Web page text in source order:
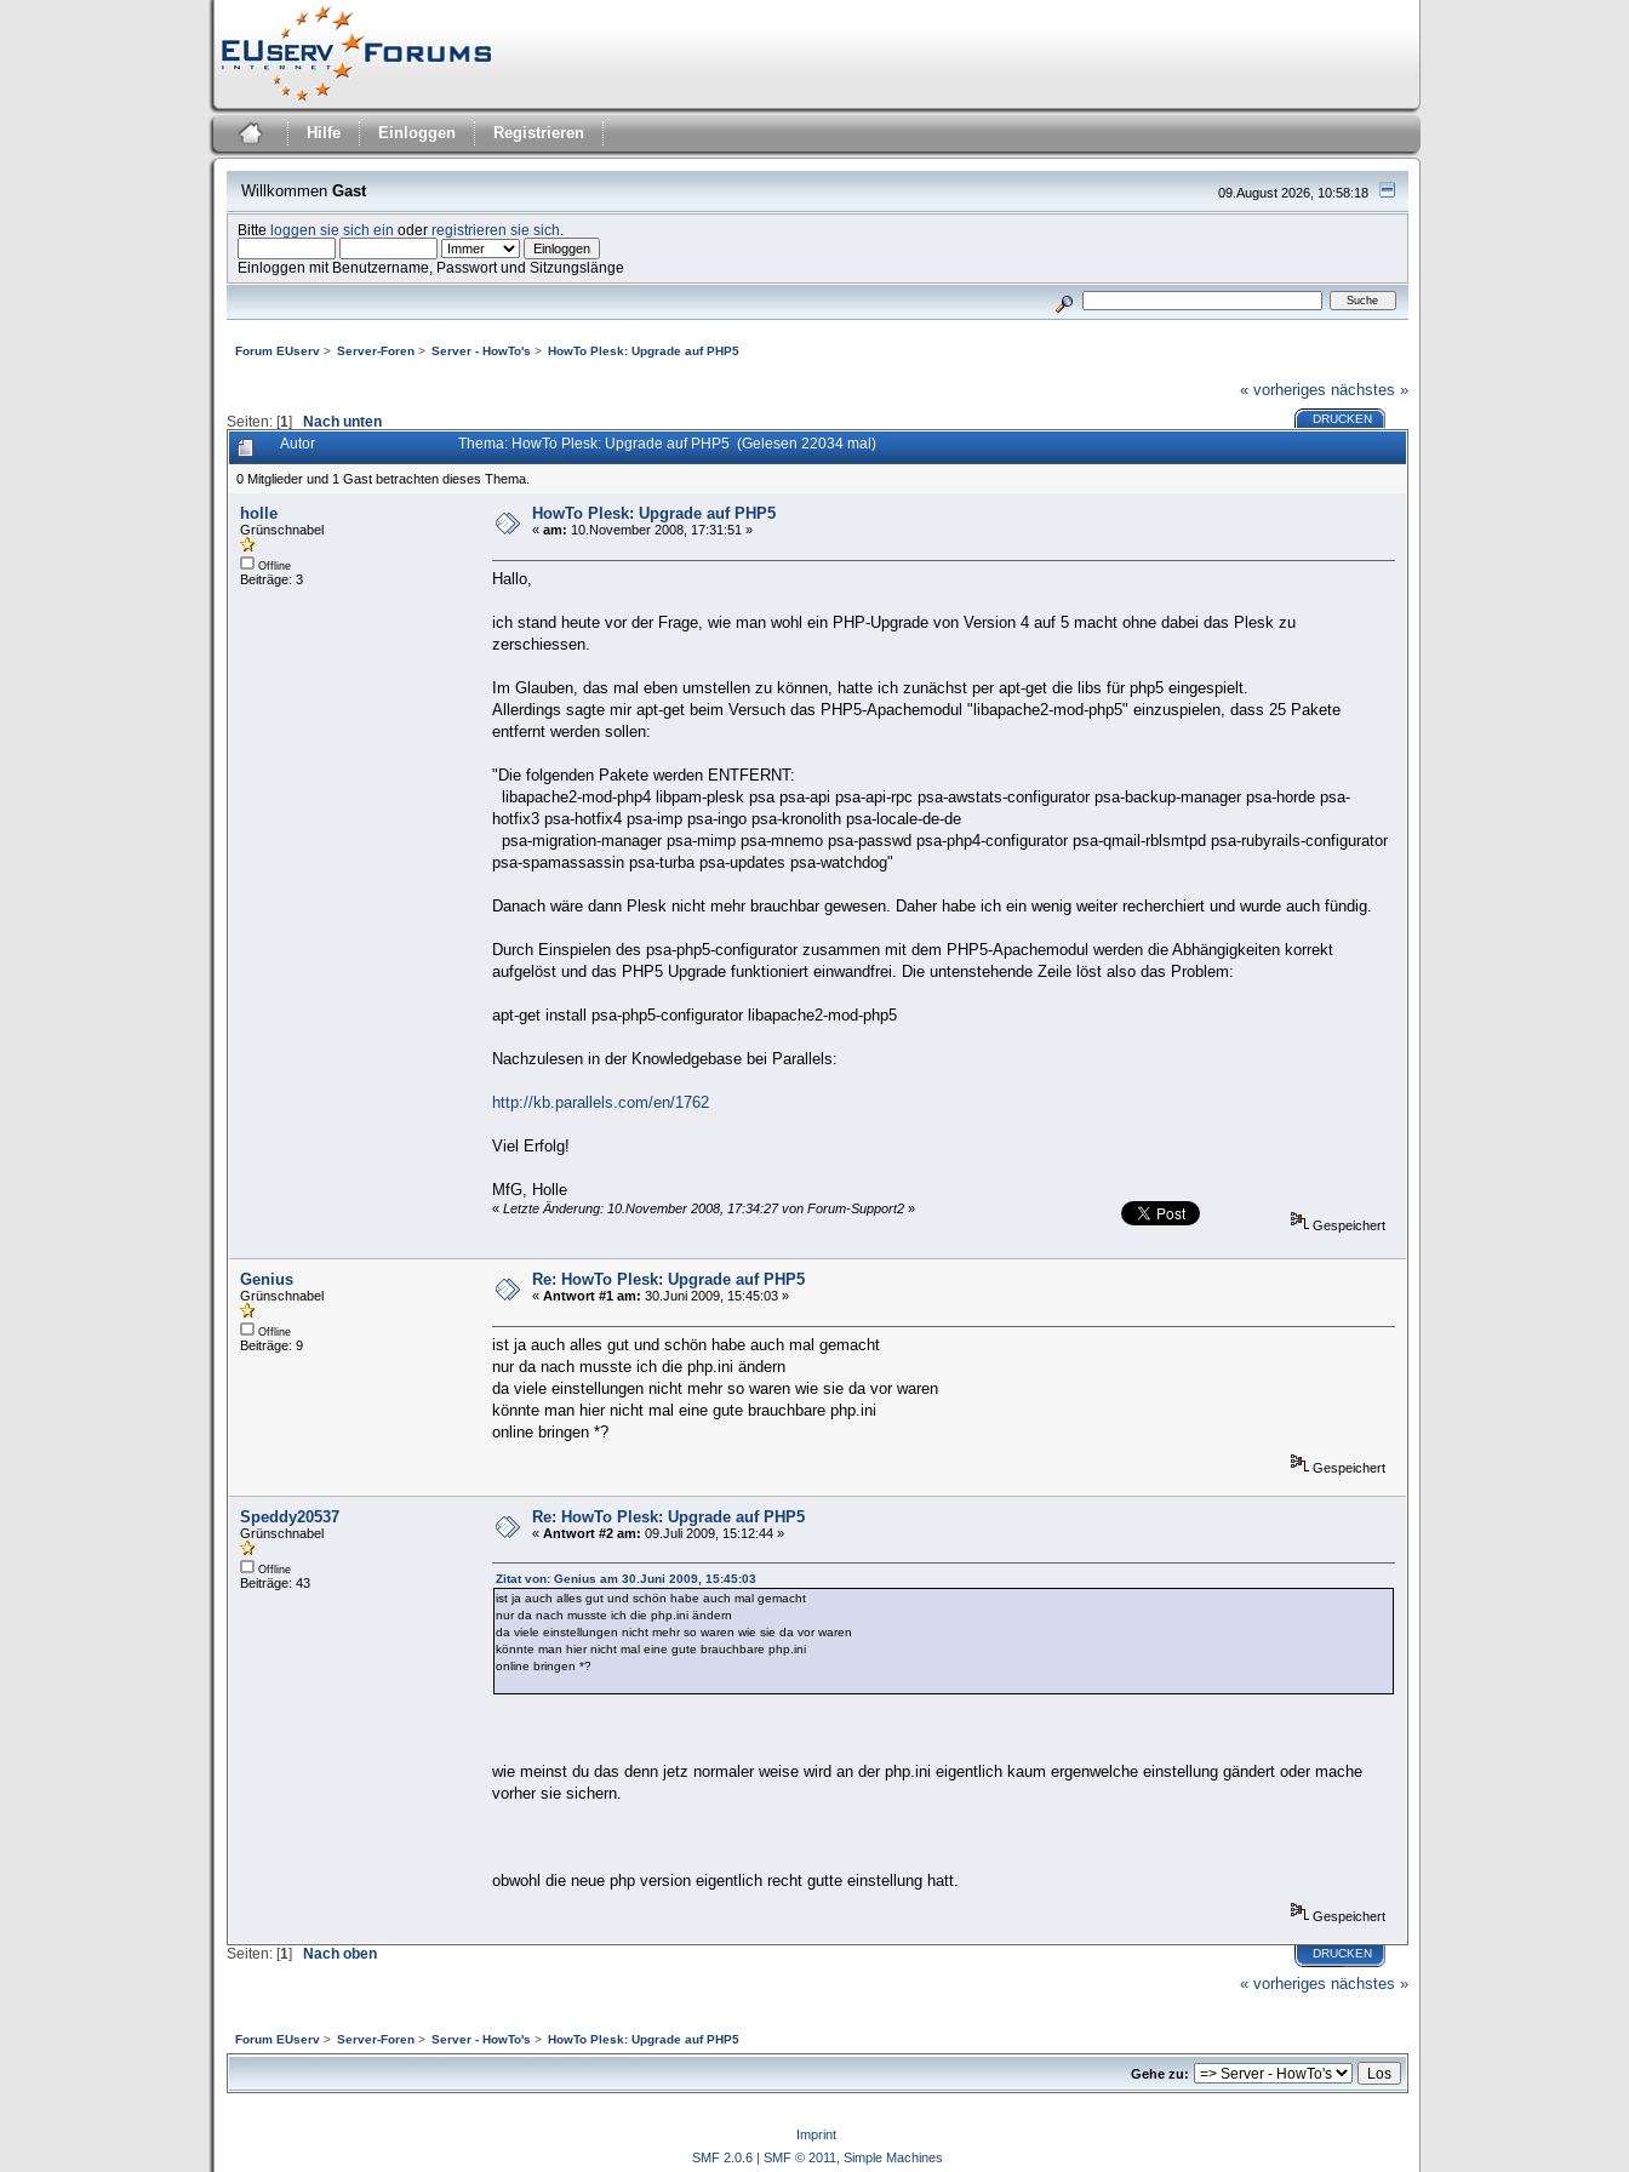
Hilfe Einloggen Registrieren
09.August 2026, 10:58:18
Willkommen Gast
Bitteloggen sie sich ein oderregistrieren sie sich
Einloggen mit Benutzername, Passwort und Sitzungslänge
Forum EUserv> Server-Foren> Server - HowTo's > HowTo Plesk: Upgrade auf PHP5
« vorheriges nächstes »
Seiten: [1] Nach unten DRUCKEN
Autor Thema: HowTo Plesk: Upgrade auf PHP5 (Gelesen 22034 mal)
0 Mitglieder und 1 Gast betrachten dieses Thema.
holle
Grünschnabel
Offline
Beiträge: 3
HowTo Plesk: Upgrade auf PHP5
« am: 10.November 2008, 17:31:51 »
Hallo,
ich stand heute vor der Frage, wie man wohl ein PHP-Upgrade von Version 4 auf 5 macht ohne dabei das Plesk zu
zerschiessen.
Im Glauben, das mal eben umstellen zu können, hatte ich zunächst per apt-get die libs für php5 eingespielt.
Allerdings sagte mir apt-get beim Versuch das PHP5-Apachemodul "libapache2-mod-php5" einzuspielen, dass 25 Pakete
entfernt werden sollen:
"Die folgenden Pakete werden ENTFERNT:
libapache2-mod-php4 libpam-plesk psa psa-api psa-api-rpc psa-awstats-configurator psa-backup-manager psa-horde psa-
hotfix3 psa-hotfix4 psa-imp psa-ingo psa-kronolith psa-locale-de-de
psa-migration-manager psa-mimp psa-mnemo psa-passwd psa-php4-configurator psa-qmail-rblsmtpd psa-rubyrails-configurator
psa-spamassassin psa-turba psa-updates psa-watchdog"
Danach wäre dann Plesk nicht mehr brauchbar gewesen. Daher habe ich ein wenig weiter recherchiert und wurde auch fündig.
Durch Einspielen des psa-php5-configurator zusammen mit dem PHP5-Apachemodul werden die Abhängigkeiten korrekt
aufgelöst und das PHP5 Upgrade funktioniert einwandfrei. Die untenstehende Zeile löst also das Problem:
apt-get install psa-php5-configurator libapache2-mod-php5
Nachzulesen in der Knowledgebase bei Parallels:
http://kb.parallels.com/en/1762
Viel Erfolg!
MfG, Holle
«Letzte Änderung: 10.November 2008, 17:34:27 von Forum-Support2 »
Gespeichert
Genius
Grünschnabel
Offline
Beiträge: 9
Re: HowTo Plesk: Upgrade auf PHP5
« Antwort #1 am: 30.Juni 2009, 15:45:03 »
ist ja auch alles gut und schön habe auch mal gemacht
nur da nach musste ich die php.ini ändern
da viele einstellungen nicht mehr so waren wie sie da vor waren
könnte man hier nicht mal eine gute brauchbare php.ini
online bringen *?
Gespeichert
Speddy20537
Grünschnabel
Offline
Beiträge: 43
Re: HowTo Plesk: Upgrade auf PHP5
« Antwort #2 am: 09.Juli 2009, 15:12:44 »
Zitat von: Genius am 30.Juni 2009, 15:45:03
ist ja auch alles gut und schön habe auch mal gemacht
nur da nach musste ich die php.ini ändern
da viele einstellungen nicht mehr so waren wie sie da vor waren
könnte man hier nicht mal eine gute brauchbare php.ini
online bringen *?
wie meinst du das denn jetz normaler weise wird an der php.ini eigentlich kaum ergenwelche einstellung gändert oder mache
vorher sie sichern.
obwohl die neue php version eigentlich recht gutte einstellung hatt.
Gespeichert
DRUCKEN
Seiten: [1] Nach oben
« vorheriges nächstes »
Forum EUserv> Server-Foren> Server - HowTo's > HowTo Plesk: Upgrade auf PHP5
Gehe zu:
Imprint
SMF 2.0.6 | SMF © 2011 Simple Machines